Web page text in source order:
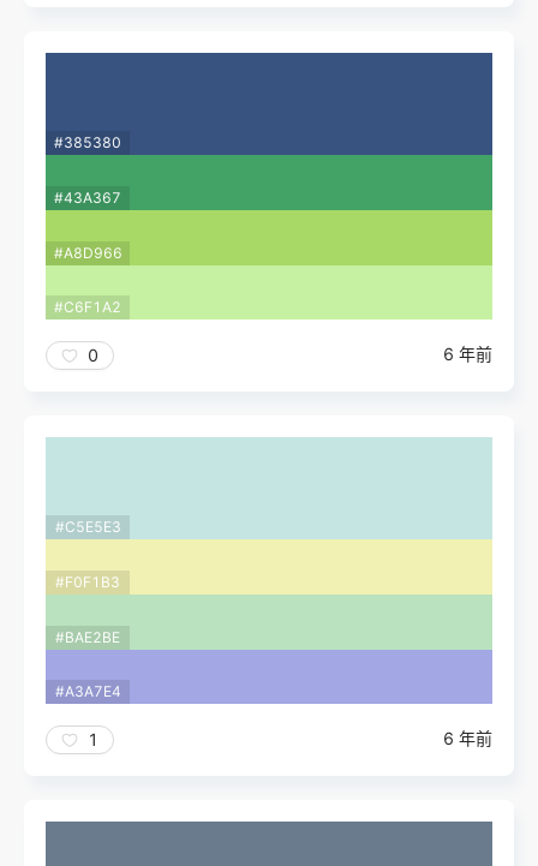
#385380
#43A367
#A8D966
#C6F1A2
0 6 年前
#C5E5E3
#F0F1B3
#BAE2BE
#A3A7E4
1 6 年前